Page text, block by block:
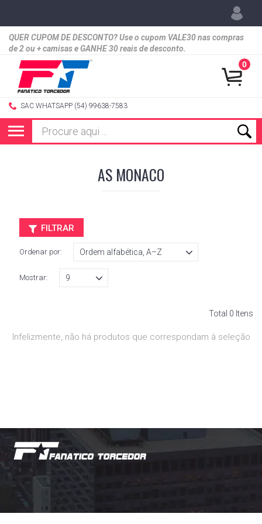
QUER CUPOM DE DESCONTO? Use o cupom VALE30 nas compras
de 2 ou + camisas e GANHE 30 reais de desconto.
SAC WHATSAPP (54) 99638-7583
0
AS MONACO
FILTRAR
Ordenar por:
Mostrar:
Total 0 Itens
Infelizmente, não há produtos que correspondam à seleção